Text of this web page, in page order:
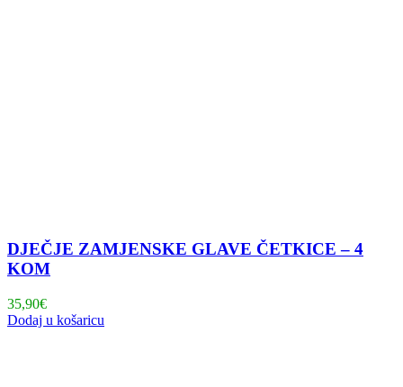
DJEČJE ZAMJENSKE GLAVE ČETKICE – 4
KOM
35,90€
Dodaj u košaricu